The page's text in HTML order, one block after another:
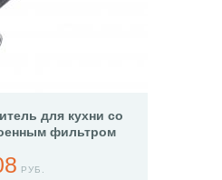
для кухни со
фильтром
HB4321
РУБ.